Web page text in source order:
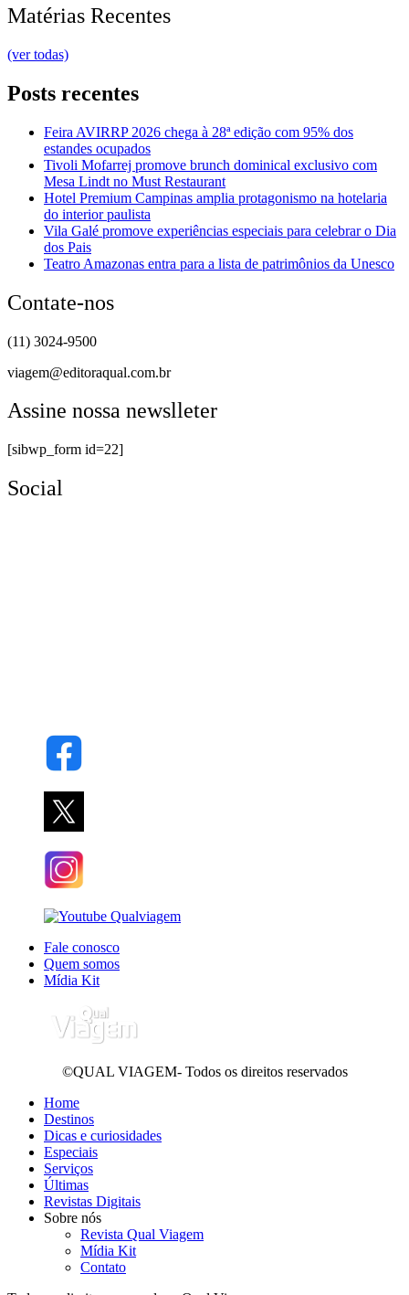
Matérias Recentes
(ver todas)
Posts recentes
Feira AVIRRP 2026 chega à 28ª edição com 95% dos
estandes ocupados
Tivoli Mofarrej promove brunch dominical exclusivo com
Mesa Lindt no Must Restaurant
Hotel Premium Campinas amplia protagonismo na hotelaria
do interior paulista
Vila Galé promove experiências especiais para celebrar o Dia
dos Pais
Teatro Amazonas entra para a lista de patrimônios da Unesco
Contate-nos
(11) 3024-9500
viagem@editoraqual.com.br
Assine nossa newslleter
[sibwp_form id=22]
Social
Fale conosco
Quem somos
Mídia Kit
©QUAL VIAGEM- Todos os direitos reservados
Home
Destinos
Dicas e curiosidades
Especiais
Serviços
Últimas
Revistas Digitais
Sobre nós
Revista Qual Viagem
Mídia Kit
Contato